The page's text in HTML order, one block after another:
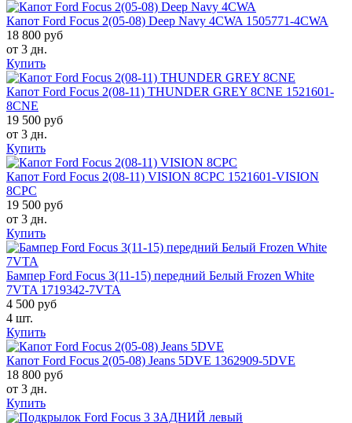
Капот Ford Focus 2(05-08) Deep Navy 4CWA 1505771-4CWA
18 800 руб
от 3 дн.
Купить
Капот Ford Focus 2(08-11) THUNDER GREY 8CNE 1521601-
8CNE
19 500 руб
от 3 дн.
Купить
Капот Ford Focus 2(08-11) VISION 8CPC 1521601-VISION
8CPC
19 500 руб
от 3 дн.
Купить
Бампер Ford Focus 3(11-15) передний Белый Frozen White
7VTA 1719342-7VTA
4 500 руб
4 шт.
Купить
Капот Ford Focus 2(05-08) Jeans 5DVE 1362909-5DVE
18 800 руб
от 3 дн.
Купить